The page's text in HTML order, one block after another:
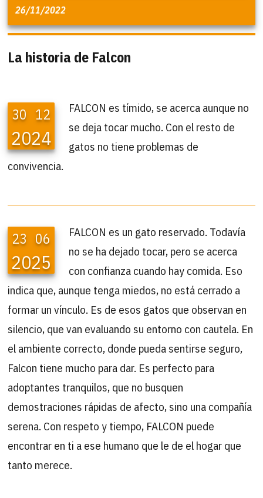
26/11/2022
La historia de Falcon
30 12
2024
FALCON es tímido, se acerca aunque no
se deja tocar mucho. Con el resto de
gatos no tiene problemas de
convivencia.
23 06
2025
FALCON es un gato reservado. Todavía
no se ha dejado tocar, pero se acerca
con confianza cuando hay comida. Eso
indica que, aunque tenga miedos, no está cerrado a
formar un vínculo. Es de esos gatos que observan en
silencio, que van evaluando su entorno con cautela. En
el ambiente correcto, donde pueda sentirse seguro,
Falcon tiene mucho para dar. Es perfecto para
adoptantes tranquilos, que no busquen
demostraciones rápidas de afecto, sino una compañía
serena. Con respeto y tiempo, FALCON puede
encontrar en ti a ese humano que le de el hogar que
tanto merece.